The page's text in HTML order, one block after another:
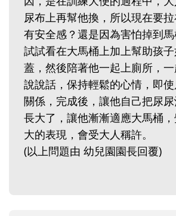
尿布上再幫他換，所以現在要
有安全感？還是因為害怕掉到
試試看在大馬桶上加上幫助孩
蓋，然後陪著他一起上廁所，一
說說話，保持輕鬆的心情，即
關係，完成後，讓他自己把尿
長大了，讓他漸漸適應大馬桶
大的表現，會受大人稱許。
(以上問題由 幼兒園園長回覆)